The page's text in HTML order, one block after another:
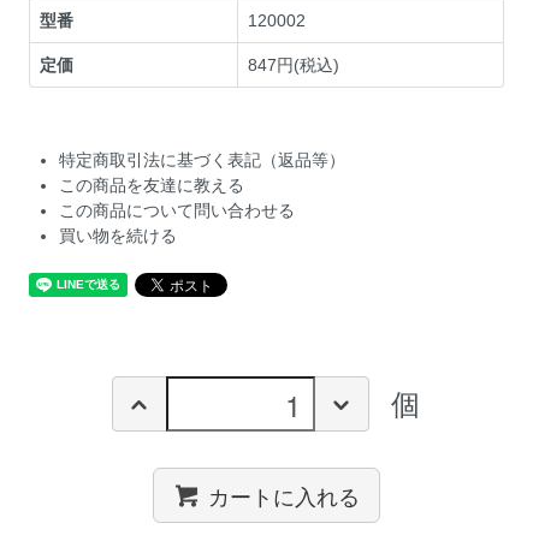
型番 120002
定価 847円(税込)
特定商取引法に基づく表記（返品等）
この商品を友達に教える
この商品について問い合わせる
買い物を続ける
個
カートに入れる